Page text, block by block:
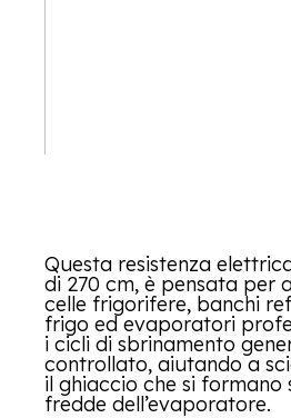
Questa resistenza
di 270 cm, è pensata per
celle frigorifere, banchi
frigo ed evaporatori
i cicli di sbrinamento
controllato, aiutando a
il ghiaccio che si formano
fredde dell’evaporatore.